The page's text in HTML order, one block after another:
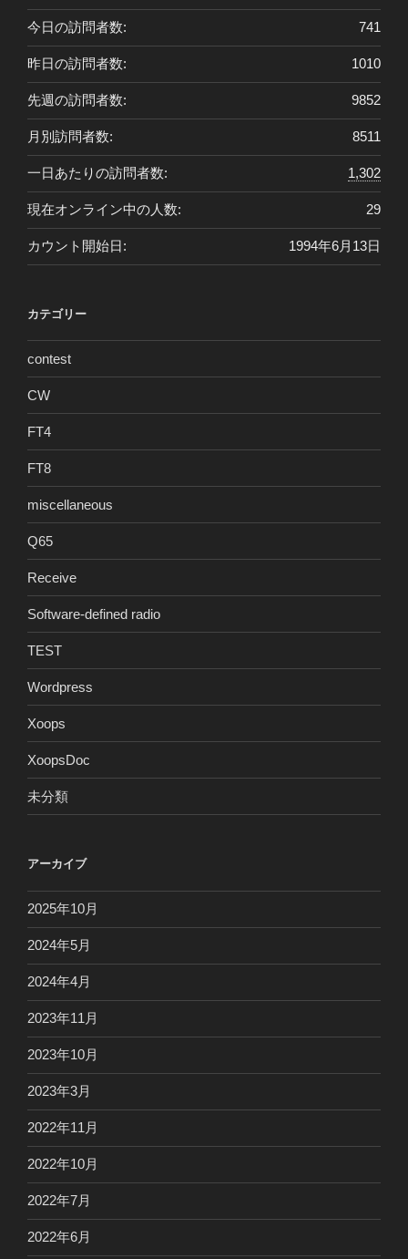
741
今日の訪問者数:
1010
昨日の訪問者数:
9852
先週の訪問者数:
8511
月別訪問者数:
1,302
一日あたりの訪問者数:
29
現在オンライン中の人数:
1994年6月13日
カウント開始日:
カテゴリー
contest
CW
FT4
FT8
miscellaneous
Q65
Receive
Software-defined radio
TEST
Wordpress
Xoops
XoopsDoc
未分類
アーカイブ
2025年10月
2024年5月
2024年4月
2023年11月
2023年10月
2023年3月
2022年11月
2022年10月
2022年7月
2022年6月